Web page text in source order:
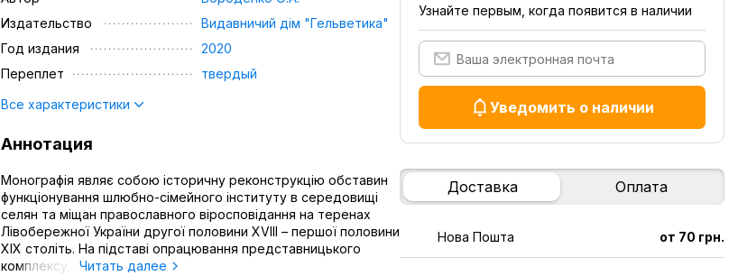
Издательство
Видавничий дім "Гельветика"
Год издания
2020
Переплет
твердый
Все характеристики
Аннотация
Монографія являє собою історичну реконструкцію обставин
функціонування шлюбно-сімейного інституту в середовищі
селян та міщан православного віросповідання на теренах
Лівобережної України другої половини XVIII – першої половини
ХІХ століть. На підставі опрацювання представницького
комплексу... Читать далее
Узнайте первым, когда появится в наличии
Уведомить о наличии
Доставка Оплата
Нова Пошта от 70 грн.